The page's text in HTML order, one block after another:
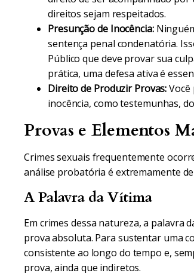
direitos sejam respeitados.
Presunção de Inocência:
sentença penal condenatória.
Público que deve provar sua
prática, uma defesa ativa é
Direito de Produzir Provas:Você
inocência, como testemunhas,
Provas e Elementos
Crimes sexuais frequentemente
análise probatória é extremamente
A Palavra da Vítima
Em crimes dessa natureza, a palavra
prova absoluta. Para sustentar uma
consistente ao longo do tempo e,
prova, ainda que indiretos.